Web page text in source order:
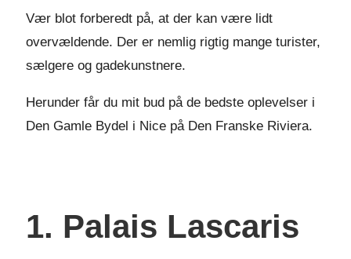
Vær blot forberedt på, at der kan være lidt
overvældende. Der er nemlig rigtig mange turister,
sælgere og gadekunstnere.
Herunder får du mit bud på de bedste oplevelser i
Den Gamle Bydel i Nice på Den Franske Riviera.
1. Palais Lascaris